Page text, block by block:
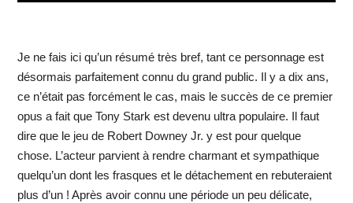
Je ne fais ici qu’un résumé très bref, tant ce personnage est
désormais parfaitement connu du grand public. Il y a dix ans,
ce n’était pas forcément le cas, mais le succès de ce premier
opus a fait que Tony Stark est devenu ultra populaire. Il faut
dire que le jeu de Robert Downey Jr. y est pour quelque
chose. L’acteur parvient à rendre charmant et sympathique
quelqu’un dont les frasques et le détachement en rebuteraient
plus d’un ! Après avoir connu une période un peu délicate,